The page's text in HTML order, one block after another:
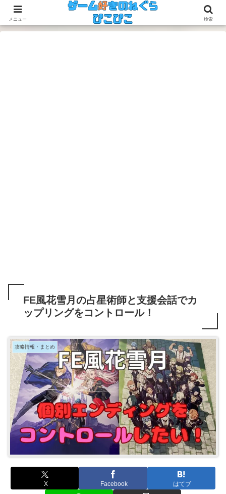
今のゲームも昔のゲームも面白い！
FE風花雪月の占星術師と支援会話でカ
ップリングをコントロール！
攻略情報・まとめ
X Facebook はてブ
メニュー 検索